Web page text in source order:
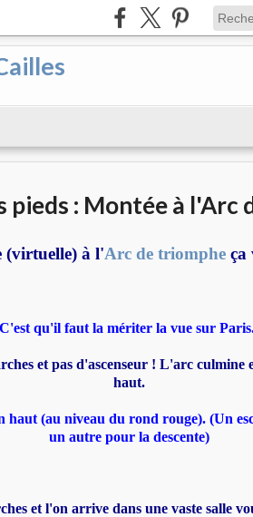
pieds : Montée à l'Arc
(virtuelle) à l'Arc de triompheça
C'est qu'il faut la mériter la vue sur
et pas d'ascenseur ! L'arc culmine
haut.
haut (au niveau du rond rouge). (Un
un autre pour la descente)
et l'on arrive dans une vaste salle